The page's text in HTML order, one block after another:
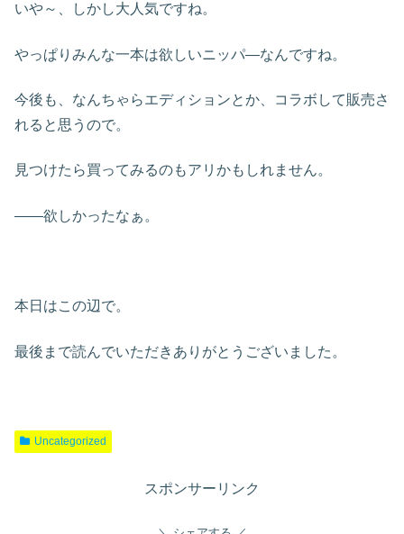
いや～、しかし大人気ですね。
やっぱりみんな一本は欲しいニッパ―なんですね。
今後も、なんちゃらエディションとか、コラボして販売さ
れると思うので。
見つけたら買ってみるのもアリかもしれません。
――欲しかったなぁ。
本日はこの辺で。
最後まで読んでいただきありがとうございました。
Uncategorized
スポンサーリンク